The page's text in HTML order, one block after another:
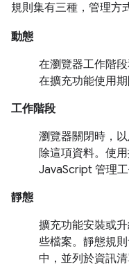
規則集有三種，管理方
動態
在瀏覽器工作階
在擴充功能使用
工作階段
瀏覽器關閉時，
除這項資料。使
JavaScript 管理工
靜態
擴充功能安裝或
些檔案。靜態規
中，並列於資訊清